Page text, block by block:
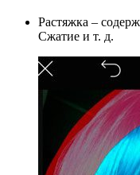
Растяжка –
Сжатие и т. д.